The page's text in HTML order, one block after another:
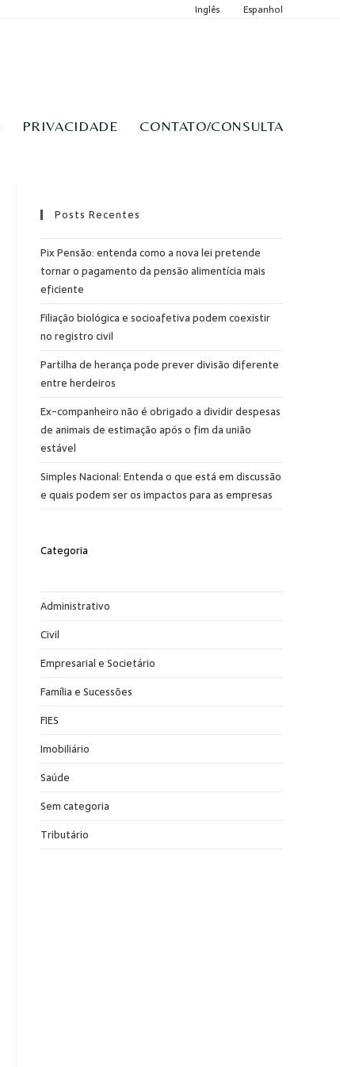
Inglês Espanhol
PRIVACIDADE CONTATO/CONSULTA
Posts Recentes
Pix Pensão: entenda como a nova lei pretende
tornar o pagamento da pensão alimentícia mais
eficiente
Filiação biológica e socioafetiva podem coexistir
no registro civil
Partilha de herança pode prever divisão diferente
entre herdeiros
Ex-companheiro não é obrigado a dividir despesas
de animais de estimação após o fim da união
estável
Simples Nacional: Entenda o que está em discussão
e quais podem ser os impactos para as empresas
Categoria
Administrativo
Civil
Empresarial e Societário
Família e Sucessões
FIES
Imobiliário
Saúde
Sem categoria
Tributário